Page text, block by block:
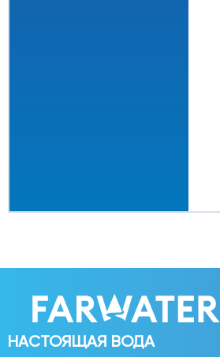
НАСТОЯЩАЯ ВОДА